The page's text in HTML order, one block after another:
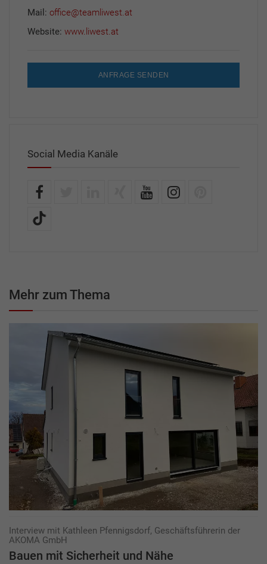
Mail: office@teamliwest.at
Website: www.liwest.at
ANFRAGE SENDEN
Social Media Kanäle
Mehr zum Thema
Interview mit Kathleen Pfennigsdorf, Geschäftsführerin der
AKOMA GmbH
Bauen mit Sicherheit und Nähe